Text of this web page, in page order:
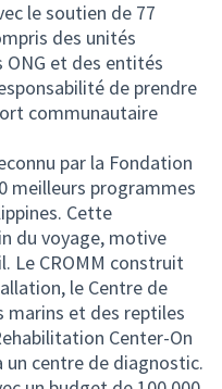
le soutien de 77
des unités
ONG et des entités
de prendre
communautaire
par la Fondation
meilleurs programmes
Cette
du voyage, motive
Le CROMM construit
le Centre de
et des reptiles
Center-On
un centre de diagnostic.